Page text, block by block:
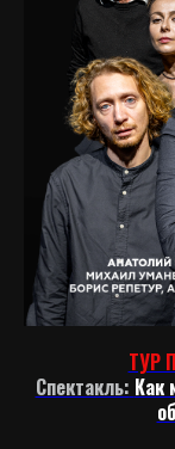
ТУР
Спектакль: Как